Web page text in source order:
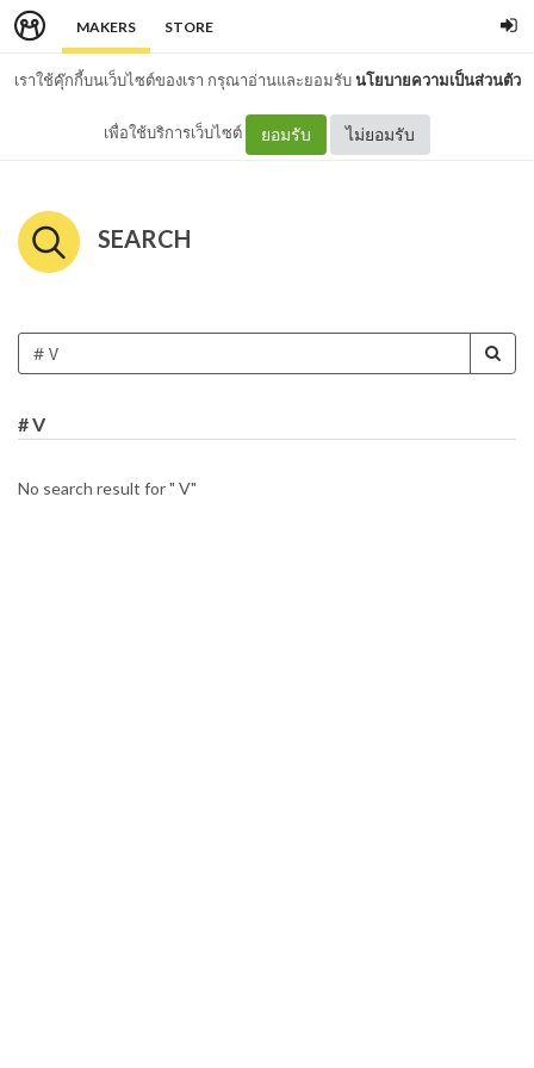
MAKERS STORE
เราใช้คุ๊กกี้บนเว็บไซต์ของเรา กรุณาอ่านและยอมรับนโยบายความเป็นส่วนตัว
เพื่อใช้บริการเว็บไซต์ ยอมรับ ไม่ยอมรับ
SEARCH
# V
No search result for " V"